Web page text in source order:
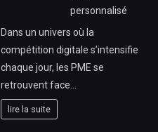
personnalisé
Dans un univers où la
compétition digitale s’intensifie
chaque jour, les PME se
retrouvent face…
lire la suite